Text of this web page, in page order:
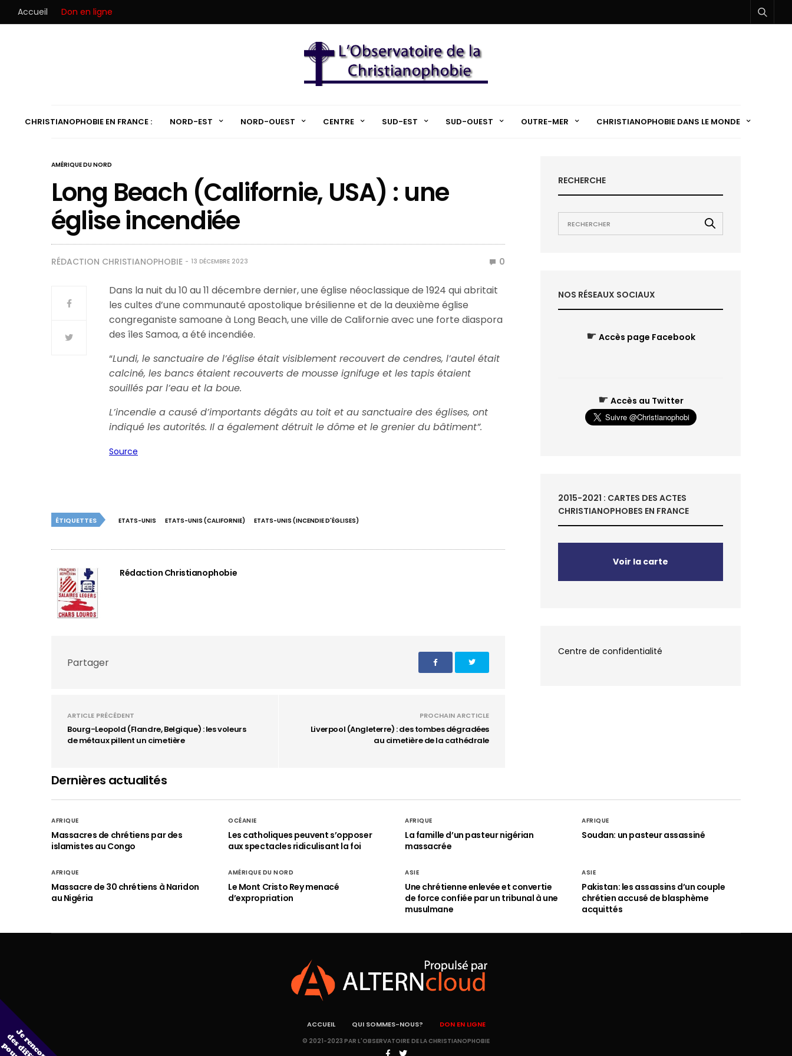
Accueil Don en ligne
CHRISTIANOPHOBIE EN FRANCE : NORD-EST NORD-OUEST CENTRE SUD-EST SUD-OUEST OUTRE-MER CHRISTIANOPHOBIE DANS LE MONDE
AMÉRIQUE DU NORD
Long Beach (Californie, USA) : une
église incendiée
RÉDACTION CHRISTIANOPHOBIE 13 DÉCEMBRE 2023 0
Dans la nuit du 10 au 11 décembre dernier, une église néoclassique de 1924 qui abritait
les cultes d’une communauté apostolique brésilienne et de la deuxième église
congreganiste samoane à Long Beach, une ville de Californie avec une forte diaspora
des îles Samoa, a été incendiée.
“Lundi, le sanctuaire de l’église était visiblement recouvert de cendres, l’autel était
calciné, les bancs étaient recouverts de mousse ignifuge et les tapis étaient
souillés par l’eau et la boue.
L’incendie a causé d’importants dégâts au toit et au sanctuaire des églises, ont
indiqué les autorités. Il a également détruit le dôme et le grenier du bâtiment”.
Source
ÉTIQUETTES ETATS-UNIS ETATS-UNIS (CALIFORNIE) ETATS-UNIS (INCENDIE D'ÉGLISES)
Rédaction Christianophobie
Partager
ARTICLE PRÉCÉDENT
Bourg-Leopold (Flandre, Belgique) : les voleurs
de métaux pillent un cimetière
PROCHAIN ARCTICLE
Liverpool (Angleterre) : des tombes dégradées
au cimetière de la cathédrale
RECHERCHE
NOS RÉSEAUX SOCIAUX
☛ Accès page Facebook
☛ Accès au Twitter
2015-2021 : CARTES DES ACTES
CHRISTIANOPHOBES EN FRANCE
Voir la carte
Centre de confidentialité
Dernières actualités
AFRIQUE
Massacres de chrétiens par des
islamistes au Congo
OCÉANIE
Les catholiques peuvent s’opposer
aux spectacles ridiculisant la foi
AFRIQUE
La famille d’un pasteur nigérian
massacrée
AFRIQUE
Soudan: un pasteur assassiné
AFRIQUE
Massacre de 30 chrétiens à Naridon
au Nigéria
AMÉRIQUE DU NORD
Le Mont Cristo Rey menacé
d’expropriation
ASIE
Une chrétienne enlevée et convertie
de force confiée par un tribunal à une
musulmane
ASIE
Pakistan: les assassins d’un couple
chrétien accusé de blasphème
acquittés
ACCUEIL QUI SOMMES-NOUS? DON EN LIGNE
© 2021-2023 PAR L'OBSERVATOIRE DE LA CHRISTIANOPHOBIE